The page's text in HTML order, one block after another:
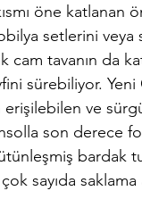
kısmı öne
setlerini veya
cam tavanın da
sürebiliyor.
ve
son derece
bardak
çok sayıda